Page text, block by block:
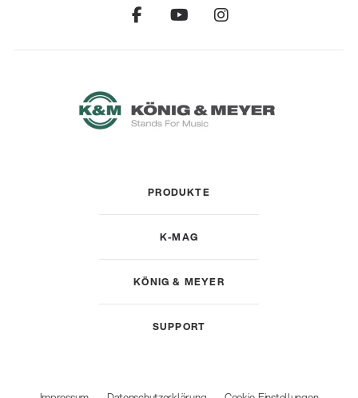
PRODUKTE
K-MAG
KÖNIG & MEYER
SUPPORT